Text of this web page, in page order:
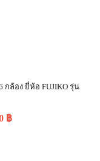
กล้อง ยี่ห้อ FUJIKO รุ่น
฿